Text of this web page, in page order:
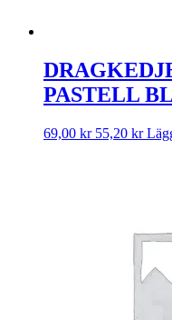
PASTELL
69,00 kr 55,20 kr